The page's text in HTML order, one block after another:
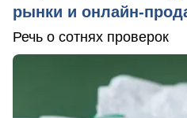
рынки и онлайн-
Речь о сотнях проверок